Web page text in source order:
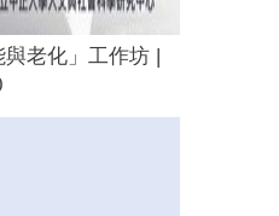
老化」工作坊 |